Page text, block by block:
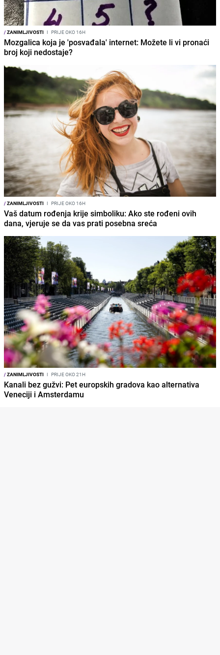
/ZANIMLJIVOSTI I PRIJE OKO 16H
Mozgalica koja je 'posvađala' internet: Možete li vi pronaći
broj koji nedostaje?
/ZANIMLJIVOSTI I PRIJE OKO 16H
Vaš datum rođenja krije simboliku: Ako ste rođeni ovih
dana, vjeruje se da vas prati posebna sreća
/ZANIMLJIVOSTI I PRIJE OKO 21H
Kanali bez gužvi: Pet europskih gradova kao alternativa
Veneciji i Amsterdamu